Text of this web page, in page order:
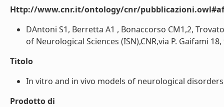
Http://www.cnr.it/ontology/cnr/
DAntoni S1, Berretta A1 , Bonaccorso CM1,2,
of Neurological Sciences (ISN),CNR,via P. Gaifami
Titolo
In vitro and in vivo models of neurological
Prodotto di